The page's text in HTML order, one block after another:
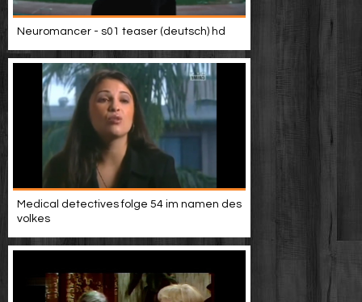
Neuromancer - s01 teaser (deutsch) hd
Medical detectives folge 54 im namen des
volkes